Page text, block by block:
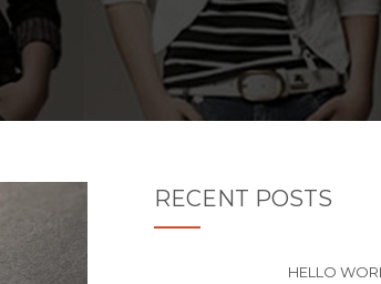
RECENT POSTS
HELLO